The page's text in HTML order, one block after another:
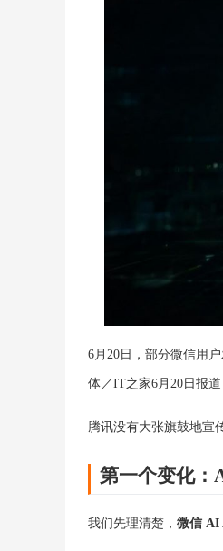
6月20日，部分微信用
体／IT之家6月20日报道
腾讯没有大张旗鼓地宣
第一个变化：
我们先理清楚， 微信 AI